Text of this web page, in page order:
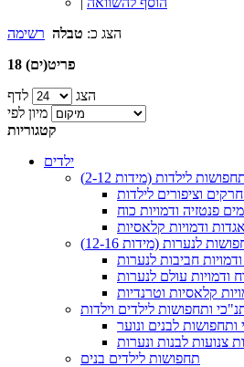
הצג כ: טבלה רשימה
18 פריט(ים)
הצג
לדף
מיון לפי
קטגוריות
ילדים
לילדות (מידות 2-12)
וציפורים לילדות
פנטזיה ודמויות כוח
ודמויות קלאסיות
לנערות (מידות 12-16)
חביבות לנערות
ודמויות עולם לנערות
קלאסיות וטרנדיות
ותחפושות לילדים וילדות
לבנים ונוער
צנועות לבנות ונערות
תחפושות לילדים בנים